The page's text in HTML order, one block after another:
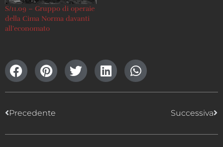
S/11.09 – Gruppo di operaie
della Cima Norma davanti
all’economato
Precedente Successiva